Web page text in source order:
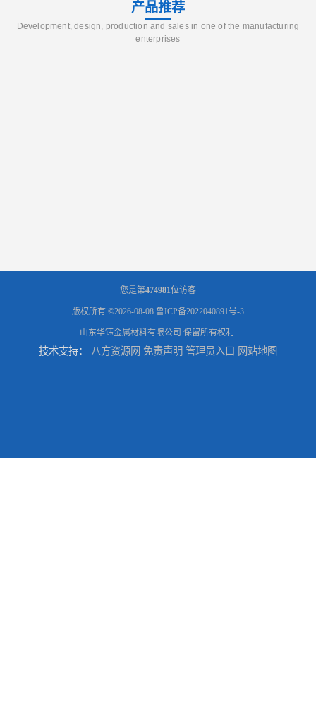
产品推荐
Development, design, production and sales in one of the manufacturing
enterprises
您是第474981位访客
版权所有 ©2026-08-08 鲁ICP备2022040891号-3
山东华钰金属材料有限公司 保留所有权利.
技术支持： 八方资源网 免责声明 管理员入口 网站地图